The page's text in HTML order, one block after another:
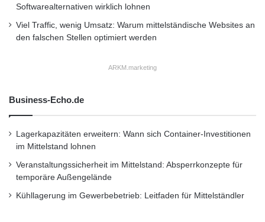
Herausforderungen:
Verantwortung
Trotz aller Vorteile bringt der digitale Fuhrpark
auch erhebliche Herausforderungen mit sich.
Die größte:Datenschutz und Compliance
Die Verarbeitung personenbezogener
Fahrerdaten erfordert eine DSGVO-konforme
Umsetzung. Unternehmen müssen transparent
Softwarealternativen wirklich lohnen
Viel Traffic, wenig Umsatz: Warum mittelständische Websites an
den falschen Stellen optimiert werden
ARKM.marketing
Business-Echo.de
Lagerkapazitäten erweitern: Wann sich Container-Investitionen
im Mittelstand lohnen
Veranstaltungssicherheit im Mittelstand: Absperrkonzepte für
temporäre Außengelände
Kühllagerung im Gewerbebetrieb: Leitfaden für Mittelständler